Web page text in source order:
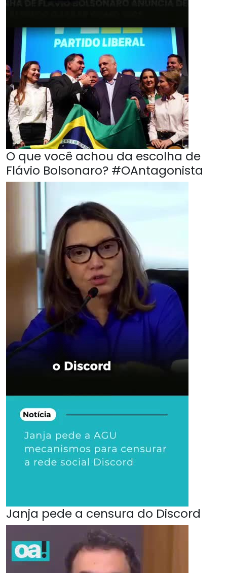
O que você achou da escolha de
Flávio Bolsonaro? #OAntagonista
Janja pede a censura do Discord